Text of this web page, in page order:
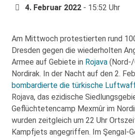
4. Februar 2022 - 15:52 Uhr
Am Mittwoch protestierten rund
Dresden gegen die wiederholten
Armee auf Gebiete in Rojava
Nordirak. In der Nacht auf den 2.
bombardierte die türkische
Rojava, das ezidische
Geflüchtetencamp Mexmûr im
wurden zeitgleich um 22 Uhr
Kampfjets angegriffen. Im Şengal-